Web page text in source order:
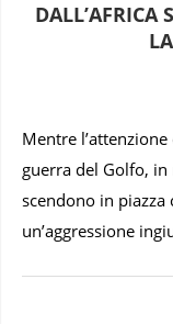
DALL’AFRICA
Mentre
guerra del Golfo,
scendono in
un’aggressione